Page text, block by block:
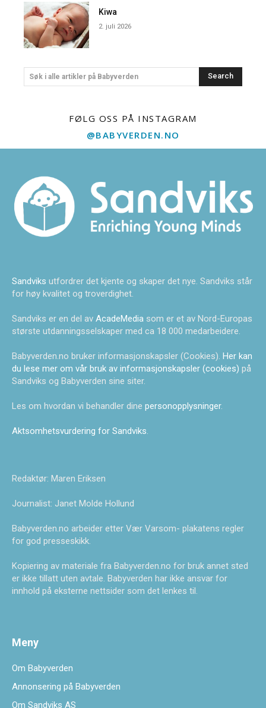
Kiwa
2. juli 2026
Søk i alle artikler på Babyverden Search
FØLG OSS PÅ INSTAGRAM
@BABYVERDEN.NO
Sandviks utfordrer det kjente og skaper det nye. Sandviks står
for høy kvalitet og troverdighet.
Sandviks er en del av AcadeMedia som er et av Nord-Europas
største utdanningsselskaper med ca 18 000 medarbeidere.
Babyverden.no bruker informasjonskapsler (Cookies). Her kan
du lese mer om vår bruk av informasjonskapsler (cookies) på
Sandviks og Babyverden sine siter.
Les om hvordan vi behandler dine personopplysninger.
Aktsomhetsvurdering for Sandviks.
Redaktør: Maren Eriksen
Journalist: Janet Molde Hollund
Babyverden.no arbeider etter Vær Varsom- plakatens regler
for god presseskikk.
Kopiering av materiale fra Babyverden.no for bruk annet sted
er ikke tillatt uten avtale. Babyverden har ikke ansvar for
innhold på eksterne nettsider som det lenkes til.
Meny
Om Babyverden
Annonsering på Babyverden
Om Sandviks AS